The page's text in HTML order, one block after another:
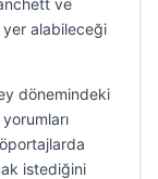
ve
alabileceği
dönemindeki
istediğini